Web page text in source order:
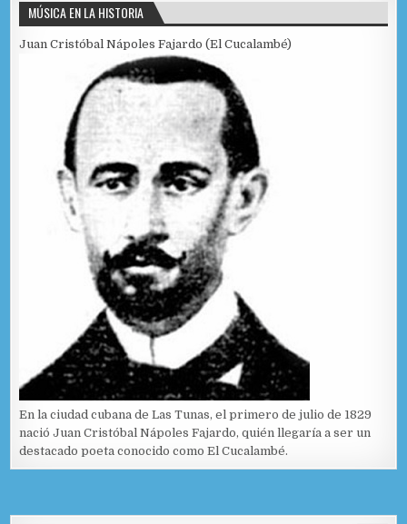
MÚSICA EN LA HISTORIA
Juan Cristóbal Nápoles Fajardo (El Cucalambé)
En la ciudad cubana de Las Tunas, el primero de julio de 1829
nació Juan Cristóbal Nápoles Fajardo, quién llegaría a ser un
destacado poeta conocido como El Cucalambé.